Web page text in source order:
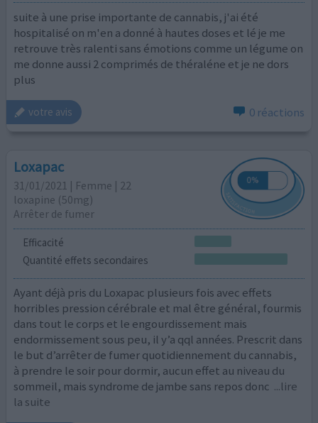
suite à une prise importante de cannabis, j'ai été
hospitalisé on m'en a donné à hautes doses et lé je me
retrouve très ralenti sans émotions comme un légume on
me donne aussi 2 comprimés de théraléne et je ne dors
plus
votre avis 0 réactions
Loxapac
31/01/2021 | Femme | 22
loxapine (50mg)
Arrêter de fumer
Efficacité
Quantité effets secondaires
Ayant déjà pris du Loxapac plusieurs fois avec effets
horribles pression cérébrale et mal être général, fourmis
dans tout le corps et le engourdissement mais
endormissement sous peu, il y’a qql années. Prescrit dans
le but d’arrêter de fumer quotidiennement du cannabis,
à prendre le soir pour dormir, aucun effet au niveau du
sommeil, mais syndrome de jambe sans repos donc ...lire
la suite